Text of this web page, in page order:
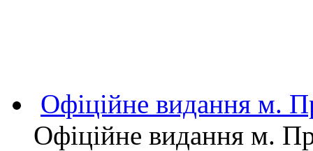
Офіційне видання
Офіційне видання м.